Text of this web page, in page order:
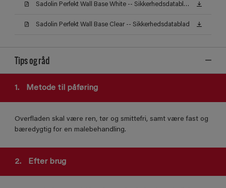
Sadolin Perfekt Wall Base White -- Sikkerhedsdatablad
Sadolin Perfekt Wall Base Clear -- Sikkerhedsdatablad
Tips og råd
1. Metode til påføring
Overfladen skal være ren, tør og smittefri, samt være fast og
bæredygtig for en malebehandling.
2. Efter brug